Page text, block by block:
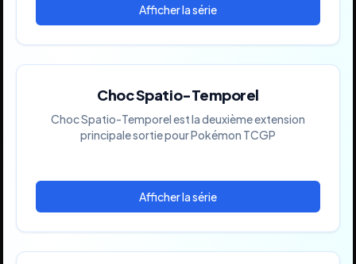
Choc Spatio-Temporel
Choc Spatio-Temporel est la deuxième extension
principale sortie pour Pokémon TCGP